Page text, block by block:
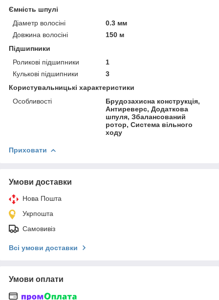
Ємність шпулі
Діаметр волосіні
0.3 мм
Довжина волосіні
150 м
Підшипники
Роликові підшипники
1
Кулькові підшипники
3
Користувальницькі характеристики
Особливості
Брудозахисна конструкція,
Антиреверс, Додаткова
шпуля, Збалансований
ротор, Система вільного
ходу
Приховати
Умови доставки
Нова Пошта
Укрпошта
Самовивіз
Всі умови доставки
Умови оплати